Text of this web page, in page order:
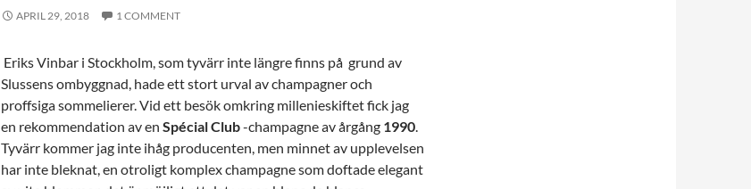
APRIL 29, 2018 1 COMMENT
Eriks Vinbar i Stockholm, som tyvärr inte längre finns på grund av
Slussens ombyggnad, hade ett stort urval av champagner och
proffsiga sommelierer. Vid ett besök omkring millenieskiftet fick jag
en rekommendation av en Spécial Club-champagne av årgång 1990.
Tyvärr kommer jag inte ihåg producenten, men minnet av upplevelsen
har inte bleknat, en otroligt komplex champagne som doftade elegant